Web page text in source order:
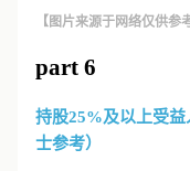
【图片来源于网络仅供参
part 6
持股25%及以上受
士参考）